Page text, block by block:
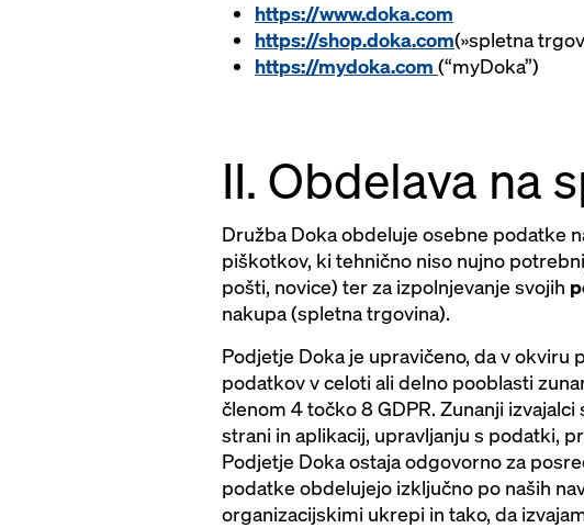
https://www.doka.com
https://shop.doka.com(»spletna
https://mydoka.com (“myDoka”)
II. Obdelava na
Družba Doka obdeluje osebne podatke
piškotkov, ki tehnično niso nujno
pošti, novice) ter za izpolnjevanje svojih
nakupa (spletna trgovina).
Podjetje Doka je upravičeno, da v okviru
podatkov v celoti ali delno pooblasti
členom 4 točko 8 GDPR. Zunanji
strani in aplikacij, upravljanju s podatki,
Podjetje Doka ostaja odgovorno za
podatke obdelujejo izključno po naših
organizacijskimi ukrepi in tako, da